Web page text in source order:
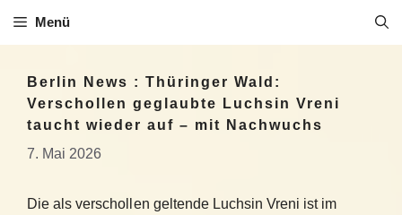
Inhalt
Menü
Berlin News : Thüringer Wald:
Verschollen geglaubte Luchsin Vreni
taucht wieder auf – mit Nachwuchs
7. Mai 2026
Die als verschollen geltende Luchsin Vreni ist im